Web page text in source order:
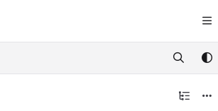
Index
index at:
pages before exploring further.